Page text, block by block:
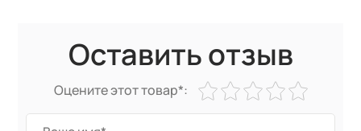
Оставить отзыв
Оцените этот товар*: